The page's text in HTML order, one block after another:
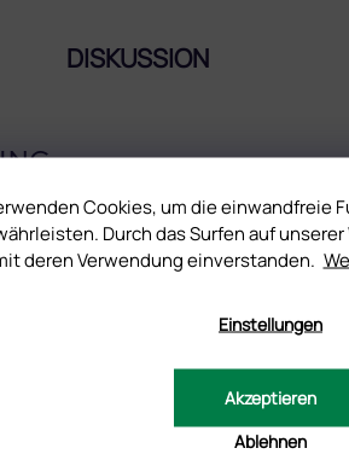
Cookies, um die einwandfreie
Durch das Surfen auf
deren Verwendung einverstanden.
Einstellungen
Ablehnen
Akzeptieren
DISKUSSION
Bild und die tatsächliche Farbe
Ihres Endgerätes beeinflusst.